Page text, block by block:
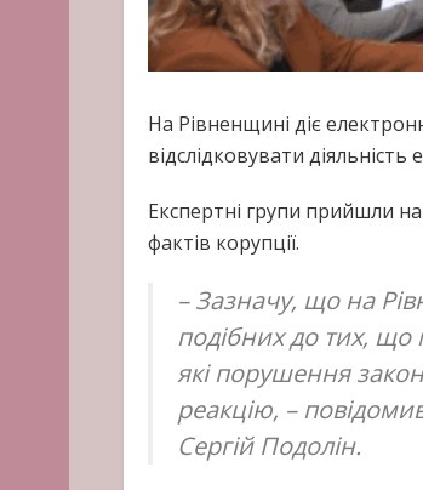
На Рівненщині діє
відслідковувати діяльність
Експертні групи прийшли
фактів корупції.
– Зазначу, що на
подібних до тих, що
які порушення
реакцію, –
Сергій Подолін.